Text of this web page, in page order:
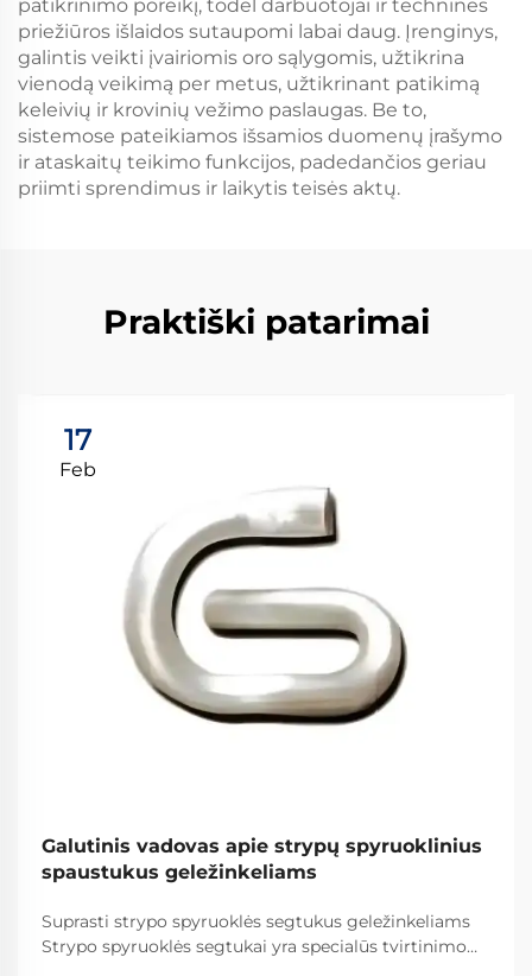
patikrinimo poreikį, todėl darbuotojai ir techninės
priežiūros išlaidos sutaupomi labai daug. Įrenginys,
galintis veikti įvairiomis oro sąlygomis, užtikrina
vienodą veikimą per metus, užtikrinant patikimą
keleivių ir krovinių vežimo paslaugas. Be to,
sistemose pateikiamos išsamios duomenų įrašymo
ir ataskaitų teikimo funkcijos, padedančios geriau
priimti sprendimus ir laikytis teisės aktų.
Praktiški patarimai
17
Feb
Galutinis vadovas apie strypų spyruoklinius
spaustukus geležinkeliams
Suprasti strypo spyruoklės segtukus geležinkeliams
Strypo spyruoklės segtukai yra specialūs tvirtinimo